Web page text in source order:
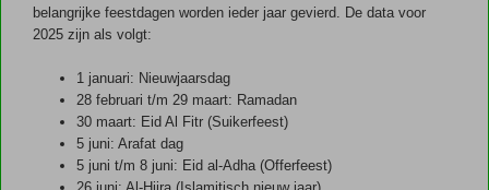
belangrijke feestdagen worden ieder jaar gevierd. De data voor
2025 zijn als volgt:
1 januari: Nieuwjaarsdag
28 februari t/m 29 maart: Ramadan
30 maart: Eid Al Fitr (Suikerfeest)
5 juni: Arafat dag
5 juni t/m 8 juni: Eid al-Adha (Offerfeest)